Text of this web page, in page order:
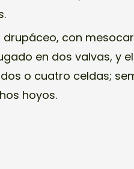
drupáceo, con
en dos valvas, y
o cuatro celdas;
hoyos.